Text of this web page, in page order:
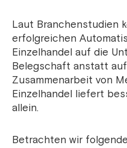
Laut Branchenstudien
erfolgreichen
Einzelhandel auf die
Belegschaft anstatt auf
Zusammenarbeit von
Einzelhandel liefert
allein.
Betrachten wir